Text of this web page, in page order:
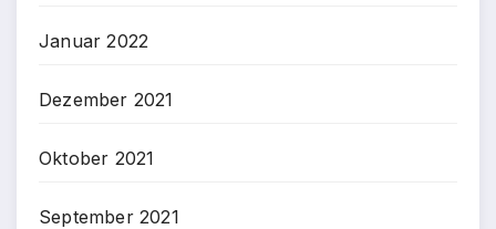
Januar 2022
Dezember 2021
Oktober 2021
September 2021